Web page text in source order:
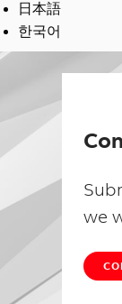
日本語
한국어
we